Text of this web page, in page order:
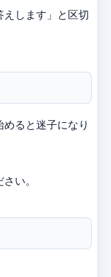
えします」と区切
ると迷子になり
い。